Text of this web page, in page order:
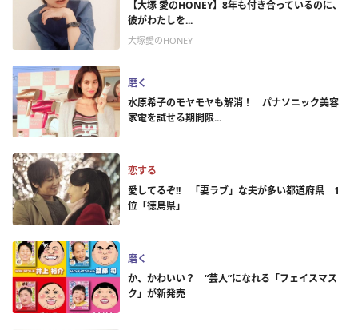
【大塚 愛のHONEY】8年も付き合っているのに、
彼がわたしを...
大塚愛のHONEY
磨く
水原希子のモヤモヤも解消！ パナソニック美容
家電を試せる期間限...
恋する
愛してるぞ!! 「妻ラブ」な夫が多い都道府県 1
位「徳島県」
磨く
か、かわいい？ “芸人”になれる「フェイスマス
ク」が新発売